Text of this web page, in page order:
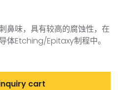
鼻味，具有较高的腐蚀性，在
体Etching/Epitaxy制程中。
cart